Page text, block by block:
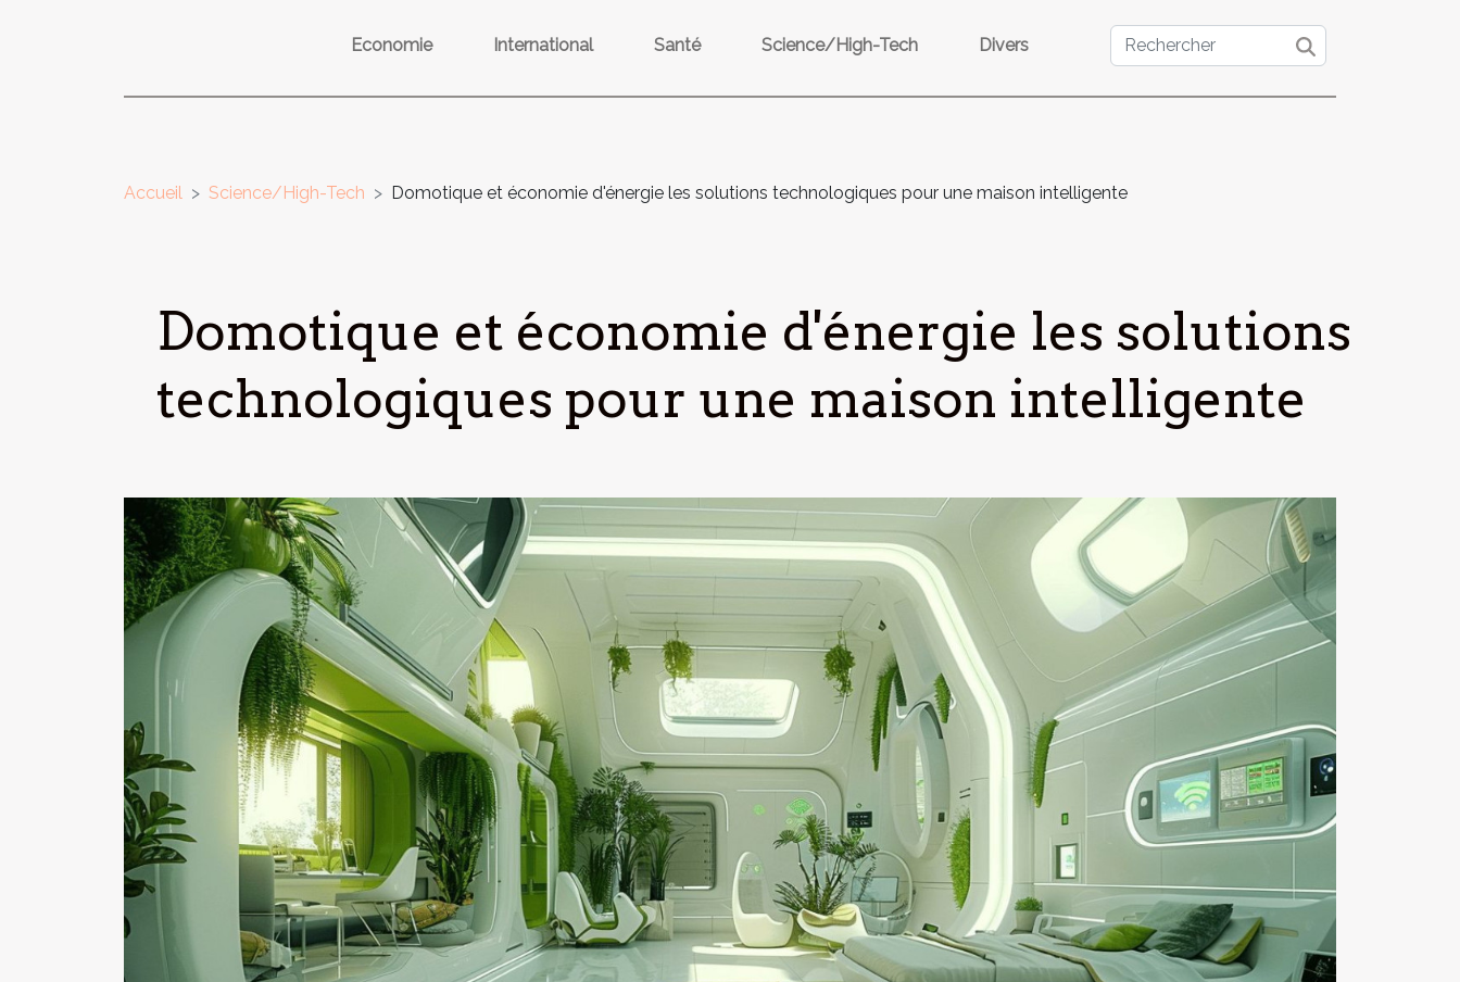
Economie International Santé Science/High-Tech Divers
Accueil Science/High-Tech Domotique et économie d'énergie les solutions technologiques pour une maison intelligente
Domotique et économie d'énergie les solutions
technologiques pour une maison intelligente